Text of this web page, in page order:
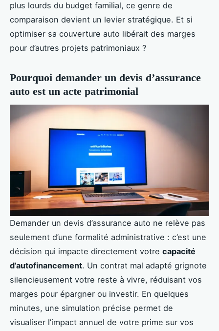
plus lourds du budget familial, ce genre de
comparaison devient un levier stratégique. Et si
optimiser sa couverture auto libérait des marges
pour d’autres projets patrimoniaux ?
Pourquoi demander un devis d’assurance
auto est un acte patrimonial
Demander un devis d’assurance auto ne relève pas
seulement d’une formalité administrative : c’est une
décision qui impacte directement votre capacité
d’autofinancement. Un contrat mal adapté grignote
silencieusement votre reste à vivre, réduisant vos
marges pour épargner ou investir. En quelques
minutes, une simulation précise permet de
visualiser l’impact annuel de votre prime sur vos